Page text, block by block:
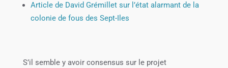
Article de David Grémillet sur l’état alarmant de la
colonie de fous des Sept-Iles
S’il semble y avoir consensus sur le projet